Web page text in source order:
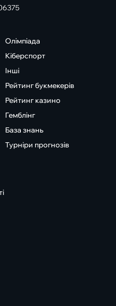
Олімпіада
Кіберспорт
Інші
Рейтинг букмекерів
Рейтинг казино
Гемблінг
База знань
Турніри прогнозів